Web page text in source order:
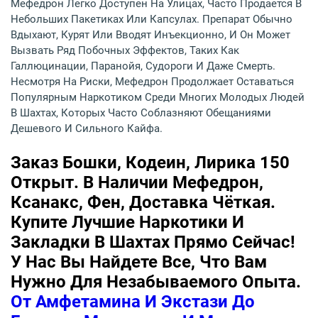
Мефедрон Легко Доступен На Улицах, Часто Продается В
Небольших Пакетиках Или Капсулах. Препарат Обычно
Вдыхают, Курят Или Вводят Инъекционно, И Он Может
Вызвать Ряд Побочных Эффектов, Таких Как
Галлюцинации, Паранойя, Судороги И Даже Смерть.
Несмотря На Риски, Мефедрон Продолжает Оставаться
Популярным Наркотиком Среди Многих Молодых Людей
В Шахтах, Которых Часто Соблазняют Обещаниями
Дешевого И Сильного Кайфа.
Заказ Бошки, Кодеин, Лирика 150
Открыт. В Наличии Мефедрон,
Ксанакс, Фен, Доставка Чёткая.
Купите Лучшие Наркотики И
Закладки В Шахтах Прямо Сейчас!
У Нас Вы Найдете Все, Что Вам
Нужно Для Незабываемого Опыта.
От Амфетамина И Экстази До